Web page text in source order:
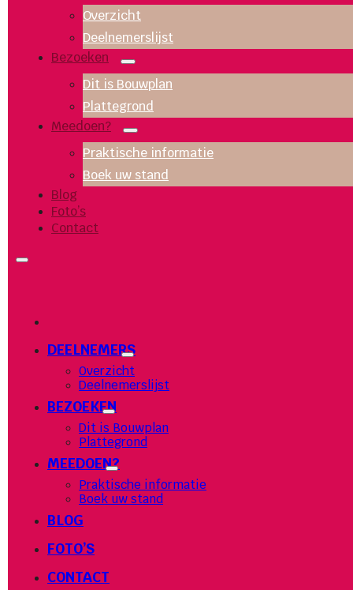
Overzicht
Deelnemerslijst
Bezoeken
Dit is Bouwplan
Plattegrond
Meedoen?
Praktische informatie
Boek uw stand
Blog
Foto’s
Contact
DEELNEMERS
Overzicht
Deelnemerslijst
BEZOEKEN
Dit is Bouwplan
Plattegrond
MEEDOEN?
Praktische informatie
Boek uw stand
BLOG
FOTO’S
CONTACT